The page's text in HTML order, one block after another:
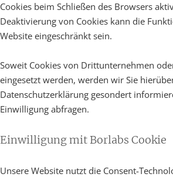
Cookies beim Schließen des Browsers
Deaktivierung von Cookies kann die
Website eingeschränkt sein.
Soweit Cookies von Drittunternehmen
eingesetzt werden, werden wir Sie
Datenschutzerklärung gesondert
Einwilligung abfragen.
Einwilligung mit Borlabs Cookie
Unsere Website nutzt die Consent-